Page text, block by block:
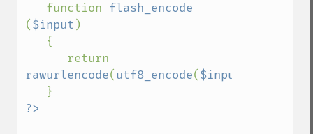
function
($input )
rawurlencode(utf8_encode($input